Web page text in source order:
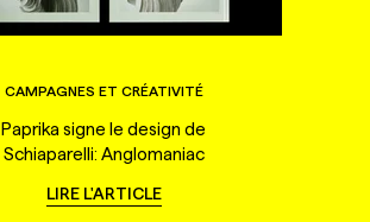
CAMPAGNES ET CRÉATIVITÉ
Paprika signe le design de
Schiaparelli: Anglomaniac
LIRE L'ARTICLE